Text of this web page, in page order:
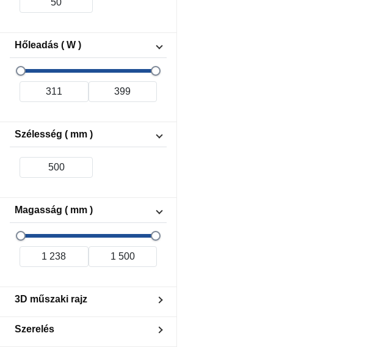
Hőleadás ( W )
Szélesség ( mm )
Magasság ( mm )
3D műszaki rajz
Van
Szerelés